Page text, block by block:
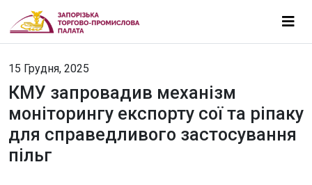
15 Грудня, 2025
КМУ запровадив механізм
моніторингу експорту сої та ріпаку
для справедливого застосування
пільг